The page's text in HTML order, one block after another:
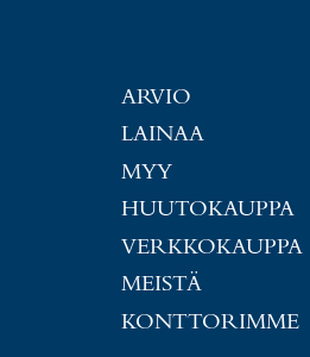
ARVIO
LAINAA
MYY
HUUTOKAUPPA
VERKKOKAUPPA
MEISTÄ
KONTTORIMME